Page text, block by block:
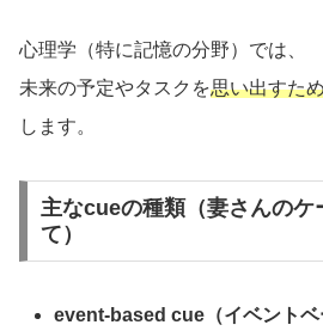
心理学（特に記憶の分野）では、
未来の予定やタスクを思い出すた
します。
主なcueの種類（妻さんのケ
て）
event-based cue（イベントベ